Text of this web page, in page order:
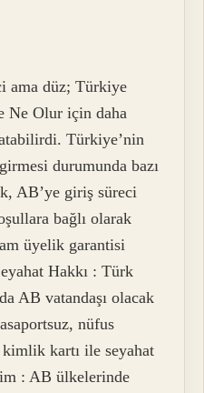
ama düz; Türkiye
Ne Olur için daha
Türkiye’nin
durumunda bazı
AB’ye giriş süreci
bağlı olarak
üyelik garantisi
Hakkı : Türk
AB vatandaşı olacak
nüfus
kartı ile seyahat
: AB ülkelerinde